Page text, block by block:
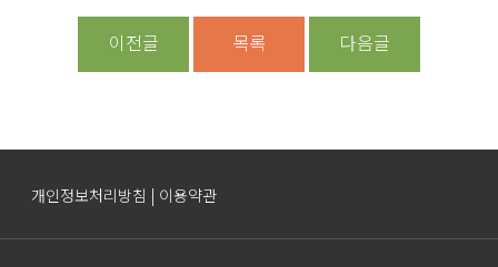
이전글 목록 다음글
개인정보처리방침 | 이용약관